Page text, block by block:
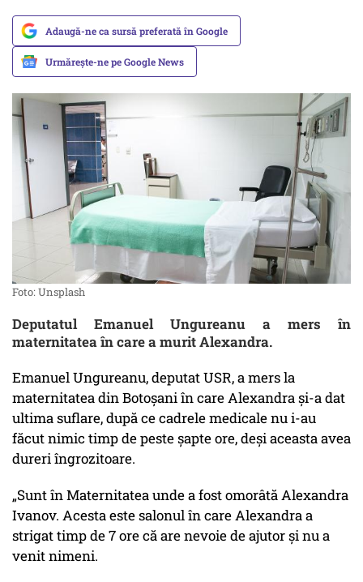
Adaugă-ne ca sursă preferată în Google
Urmărește-ne pe Google News
Foto: Unsplash
Deputatul Emanuel Ungureanu a mers în
maternitatea în care a murit Alexandra.
Emanuel Ungureanu, deputat USR, a mers la
maternitatea din Botoșani în care Alexandra și-a dat
ultima suflare, după ce cadrele medicale nu i-au
făcut nimic timp de peste șapte ore, deși aceasta avea
dureri îngrozitoare.
„Sunt în Maternitatea unde a fost omorâtă Alexandra
Ivanov. Acesta este salonul în care Alexandra a
strigat timp de 7 ore că are nevoie de ajutor și nu a
venit nimeni.